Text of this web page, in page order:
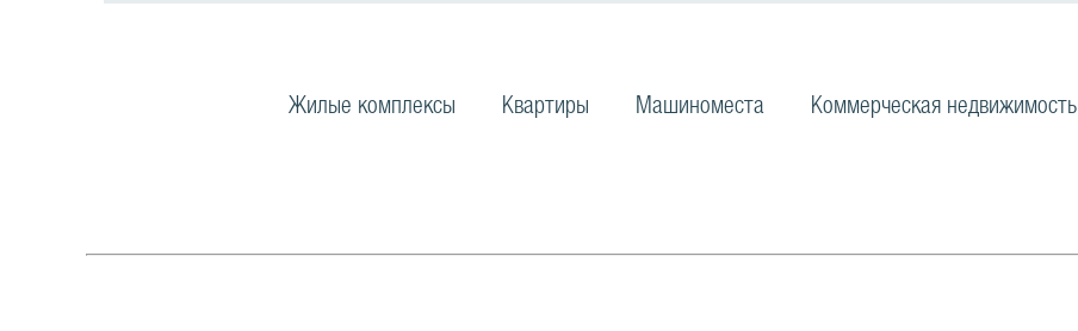
Жилые комплексы Квартиры Машиноместа Коммерческая недвижимость